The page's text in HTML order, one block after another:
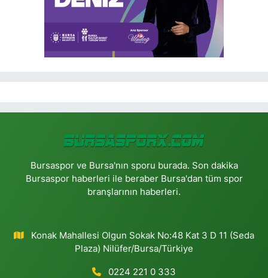
Bursaspor ve Bursa'nın sporu burada. Son dakika
Bursaspor haberleri ile beraber Bursa'dan tüm spor
branşlarının haberleri.
Konak Mahallesi Olgun Sokak No:48 Kat 3 D 11 (Seda
Plaza) Nilüfer/Bursa/Türkiye
0224 221 0 333